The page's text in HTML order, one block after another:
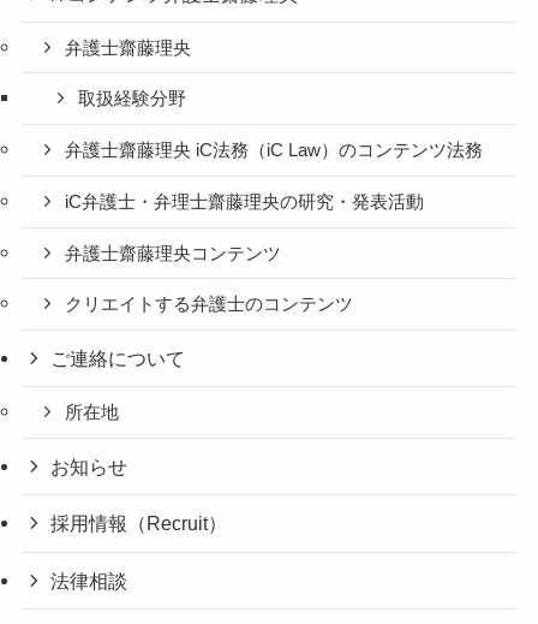
弁護士齋藤理央
取扱経験分野
弁護士齋藤理央 iC法務（iC Law）のコンテンツ法務
iC弁護士・弁理士齋藤理央の研究・発表活動
弁護士齋藤理央コンテンツ
クリエイトする弁護士のコンテンツ
ご連絡について
所在地
お知らせ
採用情報（Recruit）
法律相談